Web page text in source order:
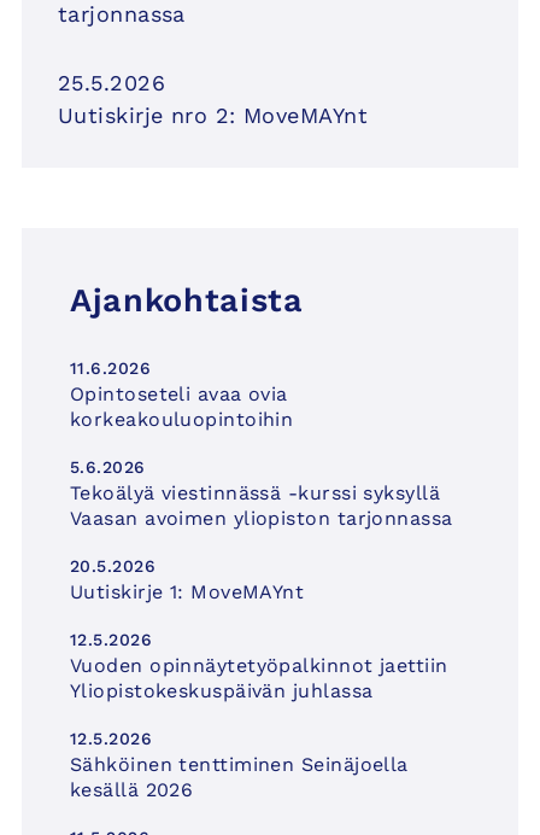
tarjonnassa
25.5.2026
Uutiskirje nro 2: MoveMAYnt
Ajankohtaista
11.6.2026
Opintoseteli avaa ovia
korkeakouluopintoihin
5.6.2026
Tekoälyä viestinnässä -kurssi syksyllä
Vaasan avoimen yliopiston tarjonnassa
20.5.2026
Uutiskirje 1: MoveMAYnt
12.5.2026
Vuoden opinnäytetyöpalkinnot jaettiin
Yliopistokeskuspäivän juhlassa
12.5.2026
Sähköinen tenttiminen Seinäjoella
kesällä 2026